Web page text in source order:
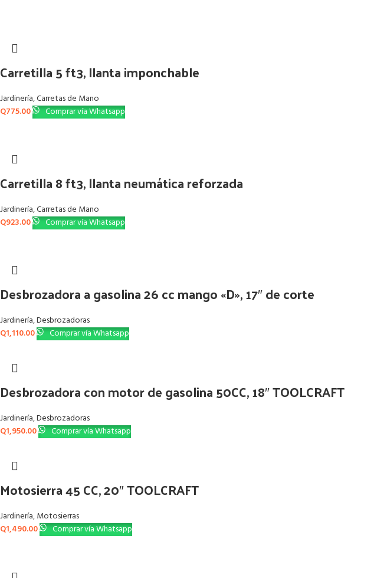
Carretilla 5 ft3, llanta imponchable
Jardinería,Carretas de Mano
Q775.00 Comprar vía Whatsapp
Carretilla 8 ft3, llanta neumática reforzada
Jardinería,Carretas de Mano
Q923.00 Comprar vía Whatsapp
Desbrozadora a gasolina 26 cc mango «D», 17″ de corte
Jardinería,Desbrozadoras
Q1,110.00 Comprar vía Whatsapp
Desbrozadora con motor de gasolina 50CC, 18″ TOOLCRAFT
Jardinería,Desbrozadoras
Q1,950.00 Comprar vía Whatsapp
Motosierra 45 CC, 20″ TOOLCRAFT
Jardinería,Motosierras
Q1,490.00 Comprar vía Whatsapp